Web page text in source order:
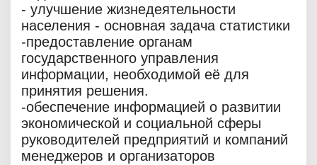
- улучшение жизнедеятельности
населения - основная задача статистики
-предоставление органам
государственного управления
информации, необходимой её для
принятия решения.
-обеспечение информацией о развитии
экономической и социальной сферы
руководителей предприятий и компаний
менеджеров и организаторов